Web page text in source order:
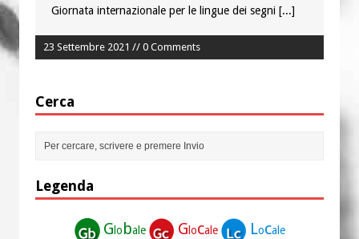
Giornata internazionale per le lingue dei segni [...]
23 Settembre 2021 // 0 Comments
Cerca
Legenda
Globale Glocale Locale